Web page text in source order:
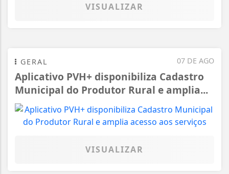
VISUALIZAR
07 DE AGO
GERAL
Aplicativo PVH+ disponibiliza Cadastro
Municipal do Produtor Rural e amplia...
VISUALIZAR